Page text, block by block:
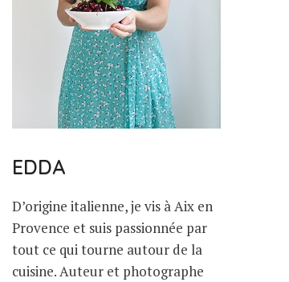
EDDA
D’origine italienne, je vis à Aix en
Provence et suis passionnée par
tout ce qui tourne autour de la
cuisine. Auteur et photographe